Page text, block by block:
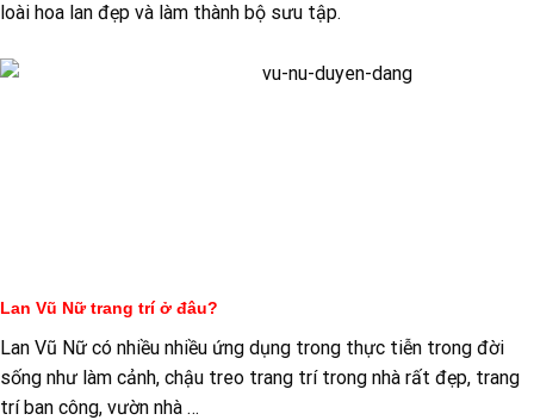
loài hoa lan đẹp và làm thành bộ sưu tập.
Lan Vũ Nữ trang trí ở đâu?
Lan Vũ Nữ có nhiều nhiều ứng dụng trong thực tiễn trong đời
sống như làm cảnh, chậu treo trang trí trong nhà rất đẹp, trang
trí ban công, vườn nhà …